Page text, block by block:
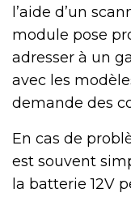
l’aide d’un
module pose
adresser à un
avec les
demande des
En cas de
est souvent
la batterie 12V